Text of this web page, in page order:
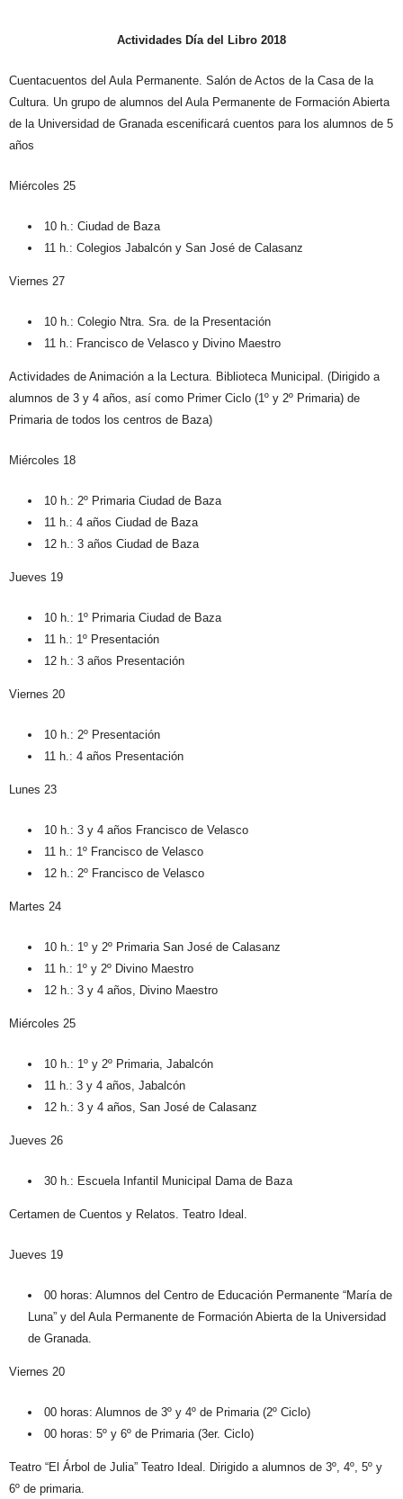
Actividades Día del Libro 2018
Cuentacuentos del Aula Permanente. Salón de Actos de la Casa de la
Cultura. Un grupo de alumnos del Aula Permanente de Formación Abierta
de la Universidad de Granada escenificará cuentos para los alumnos de 5
años
Miércoles 25
10 h.: Ciudad de Baza
11 h.: Colegios Jabalcón y San José de Calasanz
Viernes 27
10 h.: Colegio Ntra. Sra. de la Presentación
11 h.: Francisco de Velasco y Divino Maestro
Actividades de Animación a la Lectura. Biblioteca Municipal. (Dirigido a
alumnos de 3 y 4 años, así como Primer Ciclo (1º y 2º Primaria) de
Primaria de todos los centros de Baza)
Miércoles 18
10 h.: 2º Primaria Ciudad de Baza
11 h.: 4 años Ciudad de Baza
12 h.: 3 años Ciudad de Baza
Jueves 19
10 h.: 1º Primaria Ciudad de Baza
11 h.: 1º Presentación
12 h.: 3 años Presentación
Viernes 20
10 h.: 2º Presentación
11 h.: 4 años Presentación
Lunes 23
10 h.: 3 y 4 años Francisco de Velasco
11 h.: 1º Francisco de Velasco
12 h.: 2º Francisco de Velasco
Martes 24
10 h.: 1º y 2º Primaria San José de Calasanz
11 h.: 1º y 2º Divino Maestro
12 h.: 3 y 4 años, Divino Maestro
Miércoles 25
10 h.: 1º y 2º Primaria, Jabalcón
11 h.: 3 y 4 años, Jabalcón
12 h.: 3 y 4 años, San José de Calasanz
Jueves 26
30 h.: Escuela Infantil Municipal Dama de Baza
Certamen de Cuentos y Relatos. Teatro Ideal.
Jueves 19
00 horas: Alumnos del Centro de Educación Permanente “María de
Luna” y del Aula Permanente de Formación Abierta de la Universidad
de Granada.
Viernes 20
00 horas: Alumnos de 3º y 4º de Primaria (2º Ciclo)
00 horas: 5º y 6º de Primaria (3er. Ciclo)
Teatro “El Árbol de Julia” Teatro Ideal. Dirigido a alumnos de 3º, 4º, 5º y
6º de primaria.